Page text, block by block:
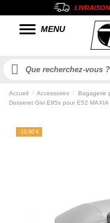
MENU
Accueil Accessoires Bagagerie
Dosseret Givi E95s pour E52
-10,60 €